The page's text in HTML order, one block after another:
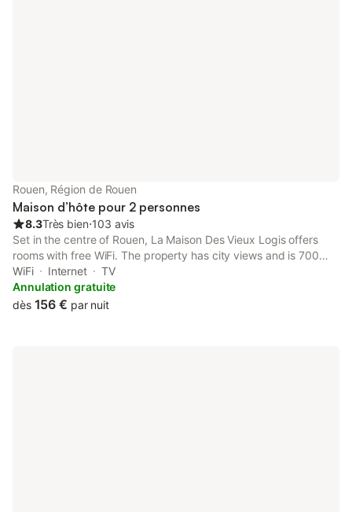
Rouen, Région de Rouen
Maison d’hôte pour 2 personnes
8.3Très bien⋅103 avis
Set in the centre of Rouen, La Maison Des Vieux Logis offers
rooms with free WiFi. The property has city views and is 700
metres from Notre-Dame Cathedral of Rouen and 800 metres
from Gare de Rouen Rive Droite.
WiFi Internet
TV
Annulation gratuite
dès 156 € par nuit